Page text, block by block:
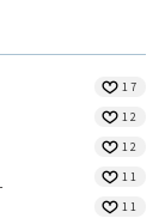
17
12
12
11
11